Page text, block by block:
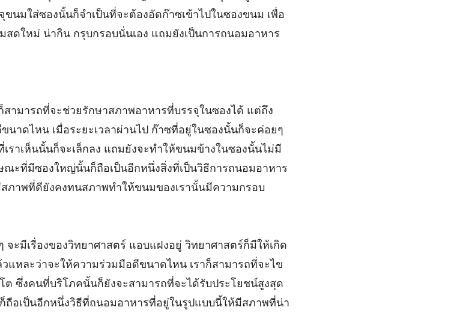
ขนมใส่ซองนั้นก็จำเป็นที่จะต้องอัดก๊าซเข้าไปในซองขนม เพื่อ
ดใหม่ น่ากิน กรุบกรอบนั่นเอง แถมยังเป็นการถนอมอาหาร
ามารถที่จะช่วยรักษาสภาพอาหารที่บรรจุในซองได้ แต่ถึง
าดไหน เมื่อระยะเวลาผ่านไป ก๊าซที่อยู่ในซองนั้นก็จะค่อยๆ
าเห็นนั้นก็จะเล็กลง แถมยังจะทำให้ขนมข้างในซองนั้นไม่มี
ะที่มีซองใหญ่นั้นก็ถือเป็นอีกหนึ่งสิ่งที่เป็นวิธีการถนอมอาหาร
ภาพที่ดียังคงทนสภาพทำให้ขนมของเรานั้นมีความกรอบ
ะมีเรื่องของวิทยาศาสตร์ แอบแฝงอยู่ วิทยาศาสตร์ก็มีให้เกิด
แหละว่าจะให้ความร่วมมือดีขนาดไหน เราก็สามารถที่จะไข
ซึ่งคนที่บริโภคนั้นก็ยังจะสามารถที่จะได้รับประโยชน์สูงสุด
ถือเป็นอีกหนึ่งวิธีที่ถนอมอาหารที่อยู่ในรูปแบบนี้ให้มีสภาพที่น่า